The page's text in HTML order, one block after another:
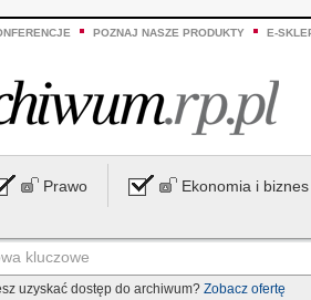
POZNAJ NASZE PRODUKTY E-
Prawo Ekonomia i biznes
uzyskać dostęp do archiwum? Zobacz ofertę